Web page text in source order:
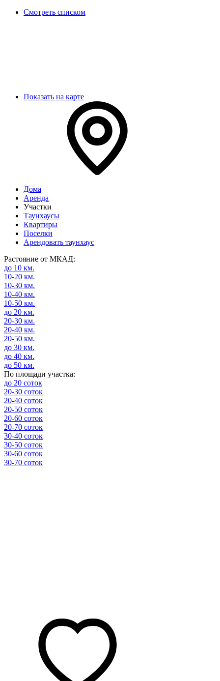
Смотреть списком
Показать на карте
Дома
Аренда
Участки
Таунхаусы
Квартиры
Поселки
Арендовать таунхаус
Растояние от МКАД:
до 10 км.
10-20 км.
10-30 км.
10-40 км.
10-50 км.
до 20 км.
20-30 км.
20-40 км.
20-50 км.
до 30 км.
до 40 км.
до 50 км.
По площади участка:
до 20 соток
20-30 соток
20-40 соток
20-50 соток
20-60 соток
20-70 соток
30-40 соток
30-50 соток
30-60 соток
30-70 соток